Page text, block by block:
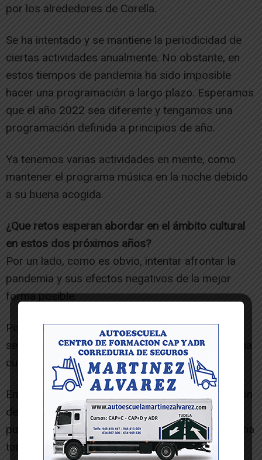
por los alrededores de Corella.
Se ha intentado y se mantiene la periodicidad de
ciertas actividades anualmente. No obstante, en
estos tiempos de pandemia ha sido imposible
hacer una programación a largo plazo. Esperamos
que el año 2022 sea diferente y tengamos una
programación definida a principios de año.
Ya tenemos varias actividades en mente, como
mantener el programa música en la noche debido
a su buena acogida.
¿Que retos esperan abordar en el ámbito cultural
en estos dos próximos años?
Por un lado, como es obvio, intentar afrontar la
pandemia y sus efectos negativos de la mejor
forma posible.
Por otro, no es tanto un reto sino un objetivo,
seguir trabajando, innovando y apostando por una
cultura de calidad.
En ese sentido estamos inmersas en la ampliación
de la oferta de cursos académicos, ciclos,
publicaciones…con los cuales ya hemos tenido una
toma de contacto. En dos años no puede